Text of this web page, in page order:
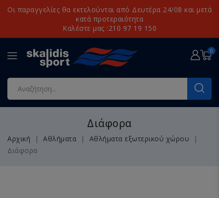
Οι παραγγελίες θα εκτελούνται από Δευτέρα 24/08 και μετά
κατά προτεραιότητα
Καλέστε μας :210 97 19 150
0
Διάφορα
Αρχική Αθλήματα
Αθλήματα εξωτερικού χώρου
Διάφορα